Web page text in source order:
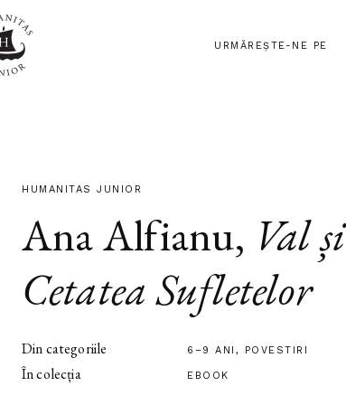
URMĂREȘTE-NE PE
HUMANITAS JUNIOR
Ana Alfianu, Val și
Cetatea Sufletelor
Din categoriile 6–9 ANI , POVESTIRI
În colecția EBOOK